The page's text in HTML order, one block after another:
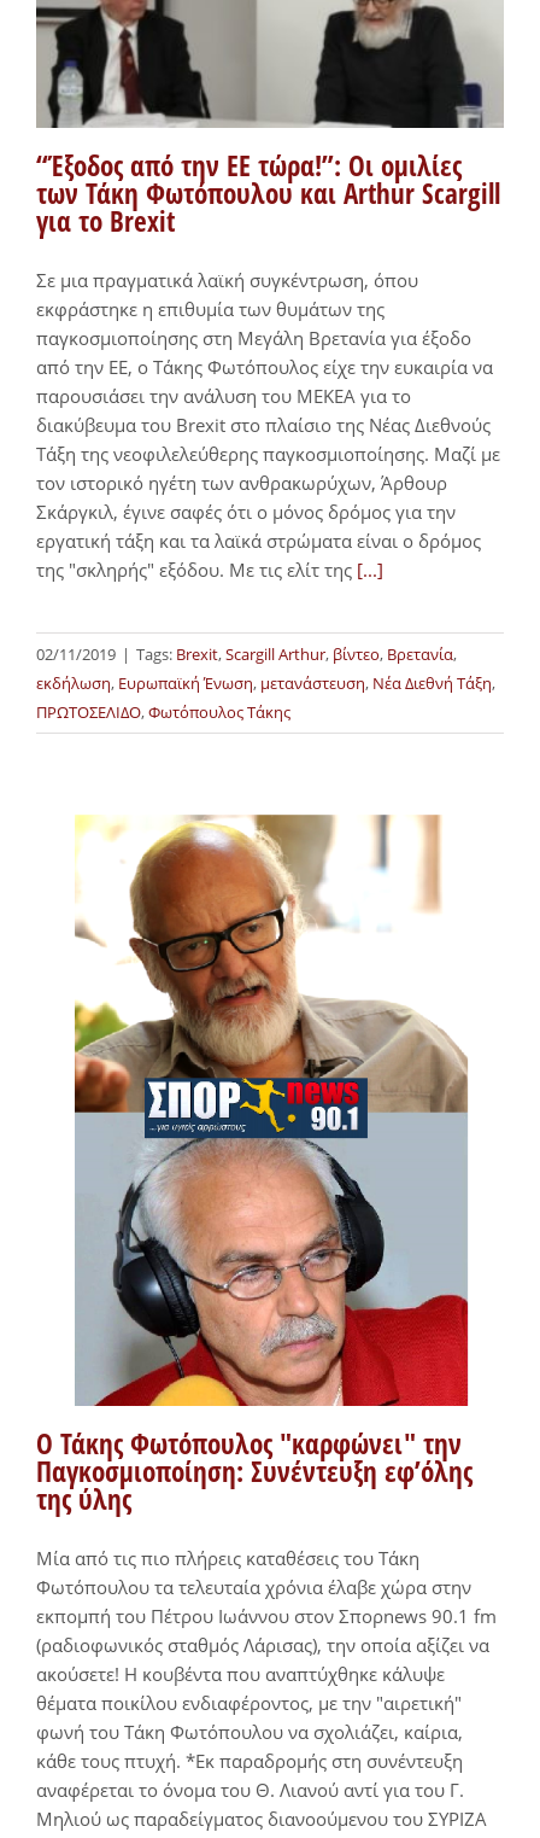
“Έξοδος από την ΕΕ τώρα!”: Οι ομιλίες
των Τάκη Φωτόπουλου και Arthur Scargill
για το Brexit
Σε μια πραγματικά λαϊκή συγκέντρωση, όπου
εκφράστηκε η επιθυμία των θυμάτων της
παγκοσμιοποίησης στη Μεγάλη Βρετανία για έξοδο
από την ΕΕ, ο Τάκης Φωτόπουλος είχε την ευκαιρία να
παρουσιάσει την ανάλυση του ΜΕΚΕΑ για το
διακύβευμα του Brexit στο πλαίσιο της Νέας Διεθνούς
Τάξη της νεοφιλελεύθερης παγκοσμιοποίησης. Μαζί με
τον ιστορικό ηγέτη των ανθρακωρύχων, Άρθουρ
Σκάργκιλ, έγινε σαφές ότι ο μόνος δρόμος για την
εργατική τάξη και τα λαϊκά στρώματα είναι ο δρόμος
της "σκληρής" εξόδου. Με τις ελίτ της [...]
02/11/2019 | Tags: Brexit,Scargill Arthur, βίντεο, Βρετανία,
εκδήλωση, Ευρωπαϊκή Ένωση, μετανάστευση, Νέα Διεθνή Τάξη,
ΠΡΩΤΟΣΕΛΙΔΟ,Φωτόπουλος Τάκης
Ο Τάκης Φωτόπουλος "καρφώνει" την
Παγκοσμιοποίηση: Συνέντευξη εφ’όλης
της ύλης
Μία από τις πιο πλήρεις καταθέσεις του Τάκη
Φωτόπουλου τα τελευταία χρόνια έλαβε χώρα στην
εκπομπή του Πέτρου Ιωάννου στον Σπορnews 90.1 fm
(ραδιοφωνικός σταθμός Λάρισας), την οποία αξίζει να
ακούσετε! Η κουβέντα που αναπτύχθηκε κάλυψε
θέματα ποικίλου ενδιαφέροντος, με την "αιρετική"
φωνή του Τάκη Φωτόπουλου να σχολιάζει, καίρια,
κάθε τους πτυχή. *Εκ παραδρομής στη συνέντευξη
αναφέρεται το όνομα του Θ. Λιανού αντί για του Γ.
Μηλιού ως παραδείγματος διανοούμενου του ΣΥΡΙΖΑ